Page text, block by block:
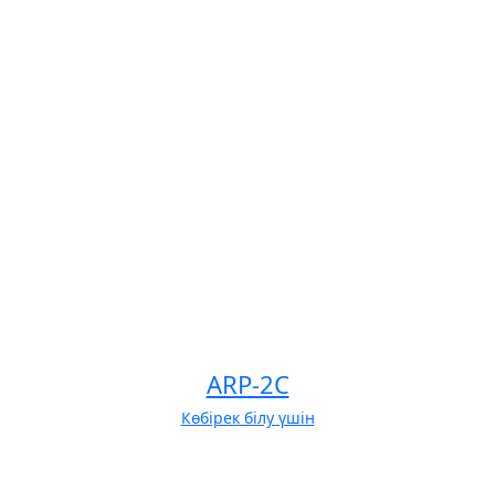
ARP-2C
Көбірек білу үшін